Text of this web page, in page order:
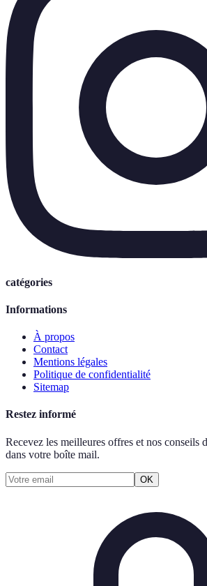
catégories
Informations
À propos
Contact
Mentions légales
Politique de confidentialité
Sitemap
Restez informé
Recevez les meilleures offres et nos conseils
dans votre boîte mail.
OK